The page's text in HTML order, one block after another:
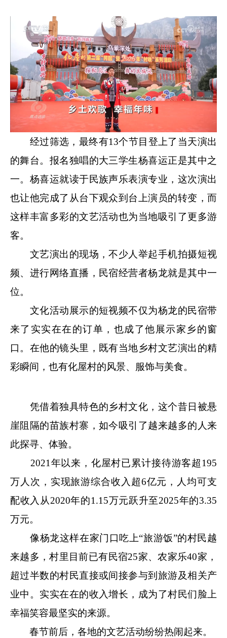
经过筛选，最终有13个节目登上了当天演出
的舞台。报名独唱的大三学生杨喜运正是其中之
一。杨喜运就读于民族声乐表演专业，这次演出
也让他完成了从台下观众到台上演员的转变，而
这样丰富多彩的文艺活动也为当地吸引了更多游
客。
文艺演出的现场，不少人举起手机拍摄短视
频、进行网络直播，民宿经营者杨龙就是其中一
位。
文化活动展示的短视频不仅为杨龙的民宿带
来了实实在在的订单，也成了他展示家乡的窗
口。在他的镜头里，既有当地乡村文艺演出的精
彩瞬间，也有化屋村的风景、服饰与美食。
凭借着独具特色的乡村文化，这个昔日被悬
崖阻隔的苗族村寨，如今吸引了越来越多的人来
此探寻、体验。
2021年以来，化屋村已累计接待游客超195
万人次，实现旅游综合收入超6亿元，人均可支
配收入从2020年的1.15万元跃升至2025年的3.35
万元。
像杨龙这样在家门口吃上“旅游饭”的村民越
来越多，村里目前已有民宿25家、农家乐40家，
超过半数的村民直接或间接参与到旅游及相关产
业中。实实在在的收入增长，成为了村民们脸上
幸福笑容最坚实的来源。
春节前后，各地的文艺活动纷纷热闹起来。